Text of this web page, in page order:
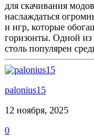
для скачивания
наслаждаться
и игр, которые
горизонты. Одной
столь популярен
palonius15
12 ноября, 2025
0